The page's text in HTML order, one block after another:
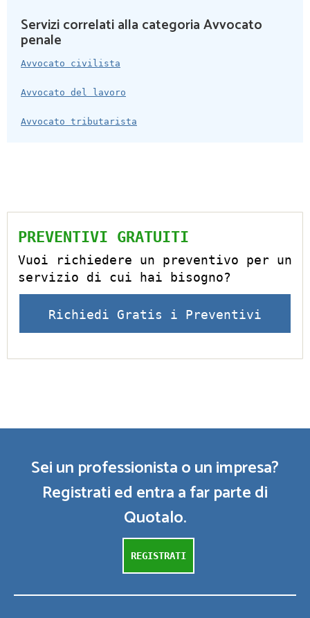
Servizi correlati alla categoria Avvocato
penale
Avvocato civilista
Avvocato del lavoro
Avvocato tributarista
PREVENTIVI GRATUITI
Vuoi richiedere un preventivo per un
servizio di cui hai bisogno?
Richiedi Gratis i Preventivi
Sei un professionista o un impresa?
Registrati ed entra a far parte di
Quotalo.
REGISTRATI